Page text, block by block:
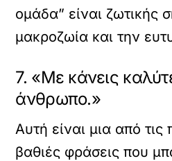
ομάδα” είναι ζωτικής
μακροζωία και την
7. «Με κάνεις
άνθρωπο.»
Αυτή είναι μια από τις
βαθιές φράσεις που